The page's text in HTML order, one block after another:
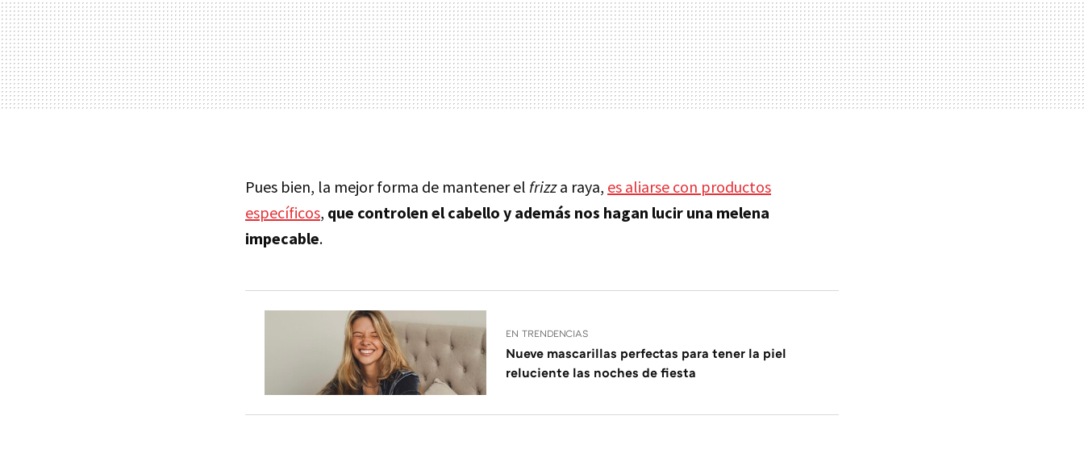
Pues bien, la mejor forma de mantener el frizza raya, es aliarse con productos
específicos, que controlen el cabello y además nos hagan lucir una melena
impecable.
EN TRENDENCIAS
Nueve mascarillas perfectas para tener la piel
reluciente las noches de fiesta